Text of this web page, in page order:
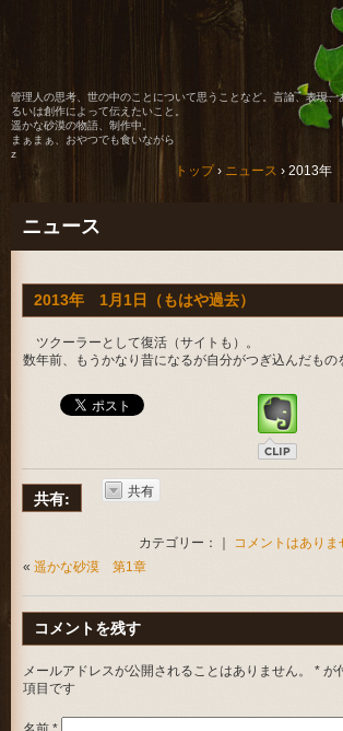
管理人の思考、世の中のことについて思うことなど。言論、表現、
るいは創作によって伝えたいこと。
遥かな砂漠の物語、制作中。
まぁまぁ、おやつでも食いながら
z
トップ› ニュース › 2013年
ニュース
2013年 1月1日（もはや過去）
ツクーラーとして復活（サイトも）。
数年前、もうかなり昔になるが自分がつぎ込んだもの
共有: 共有
カテゴリー：｜ コメントはありま
«遥かな砂漠 第1章
コメントを残す
メールアドレスが公開されることはありません。* が
項目です